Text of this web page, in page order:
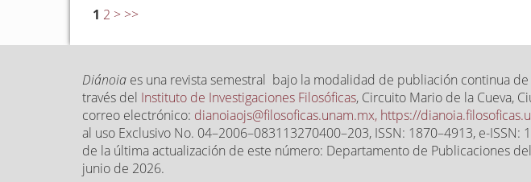
1 2 > >>
Diánoia es una revista semestral bajo la modalidad de publiación continua
través del Instituto de Investigaciones Filosóficas, Circuito Mario de la Cueva,
correo electrónico: dianoiaojs@filosoficas.unam.mx, https://
al uso Exclusivo No. 04–2006–083113270400–203, ISSN: 1870–4913, e-
de la última actualización de este número: Departamento de Publicaciones
junio de 2026.